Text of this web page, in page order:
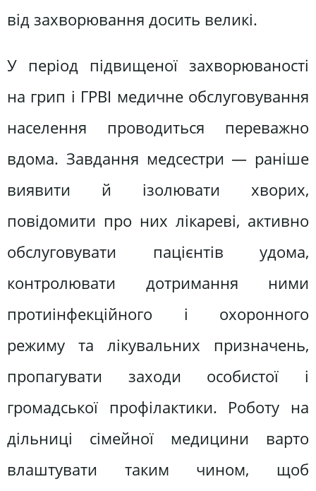
від захворювання досить великі.
У період підвищеної захворюваності
на грип і ГРВІ медичне обслуговування
населення проводиться переважно
вдома. Завдання медсестри — раніше
виявити й ізолювати хворих,
повідомити про них лікареві, активно
обслуговувати пацієнтів удома,
контролювати дотримання ними
протиінфекційного і охоронного
режиму та лікувальних призначень,
пропагувати заходи особистої і
громадської профілактики. Роботу на
дільниці сімейної медицини варто
влаштувати таким чином, щоб